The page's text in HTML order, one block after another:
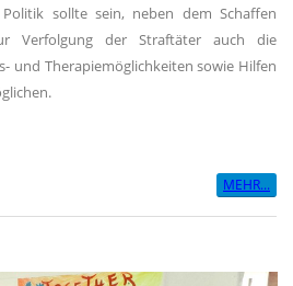
sollte sein, neben dem Schaffen
Verfolgung der Straftäter auch die
und Therapiemöglichkeiten sowie Hilfen
MEHR...